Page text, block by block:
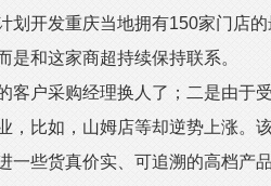
开发重庆当地拥有150家门店的
和这家商超持续保持联系。
户采购经理换人了；二是由于
，比如，山姆店等却逆势上涨。
一些货真价实、可追溯的高档产